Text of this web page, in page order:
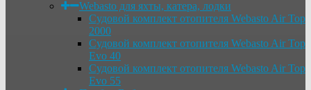
Webasto для яхты, катера, лодки
Судовой комплект отопителя Webasto Air Top
2000
Судовой комплект отопителя Webasto Air Top
Evo 40
Судовой комплект отопителя Webasto Air Top
Evo 55